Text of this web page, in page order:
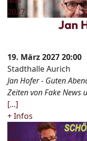
2027
Jan
19. März 202720:00
Stadthalle Aurich
Jan Hofer - Guten
Zeiten von Fake News
[...]
+ Infos
02